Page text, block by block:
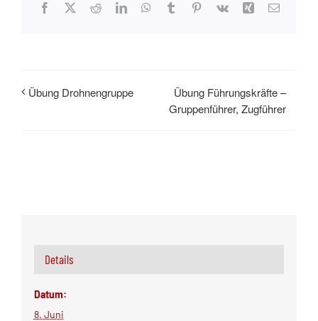
Facebook
X RedditLinkedInWhatsApp
TumblrPinterest
Vk Xing E-
Übung Drohnengruppe
Übung Führungskräfte –
Gruppenführer, Zugführer
Details
Datum:
8. Juni